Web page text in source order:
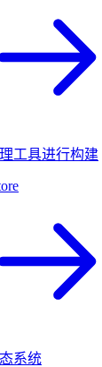
工具进行构建
系统